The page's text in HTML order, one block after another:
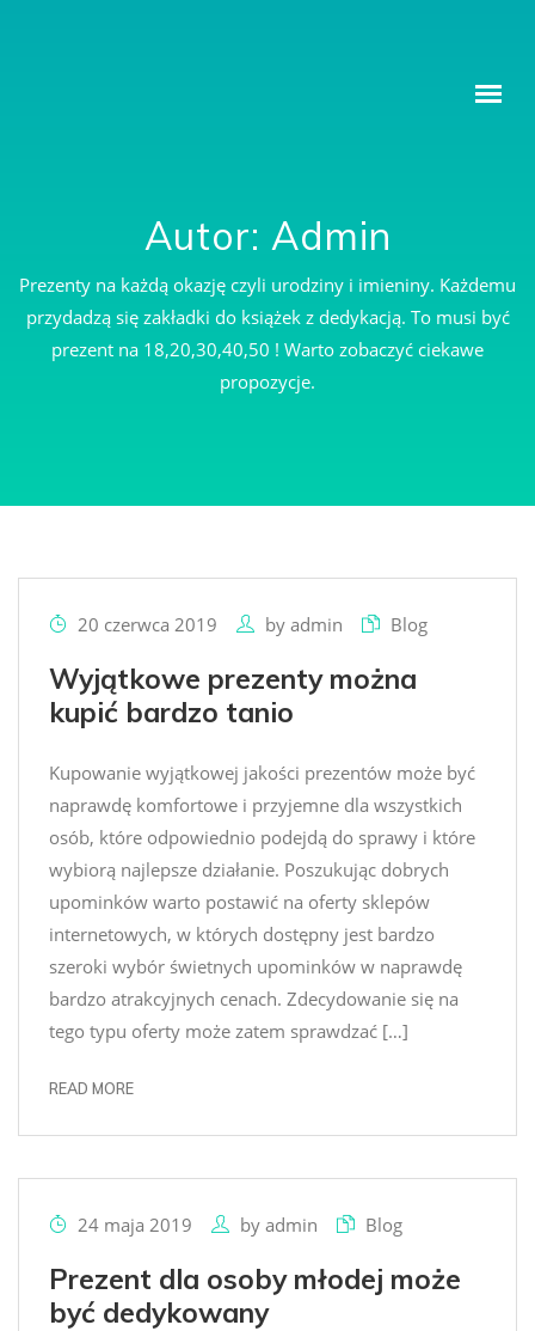
Autor: Admin
Prezenty na każdą okazję czyli urodziny i imieniny. Każdemu
przydadzą się zakładki do książek z dedykacją. To musi być
prezent na 18,20,30,40,50 ! Warto zobaczyć ciekawe
propozycje.
20 czerwca 2019 by admin Blog
Wyjątkowe prezenty można
kupić bardzo tanio
Kupowanie wyjątkowej jakości prezentów może być
naprawdę komfortowe i przyjemne dla wszystkich
osób, które odpowiednio podejdą do sprawy i które
wybiorą najlepsze działanie. Poszukując dobrych
upominków warto postawić na oferty sklepów
internetowych, w których dostępny jest bardzo
szeroki wybór świetnych upominków w naprawdę
bardzo atrakcyjnych cenach. Zdecydowanie się na
tego typu oferty może zatem sprawdzać […]
READ MORE
24 maja 2019 by admin Blog
Prezent dla osoby młodej może
być dedykowany